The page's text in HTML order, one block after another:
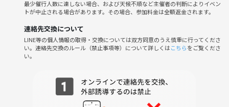
ただけない方や運営側が参加者様としてふさわしくないと判断した方
皆さんのご参加を心よりお待ちしております！一緒に美味しいカレーを
楽しみましょう🍛✨
最少催行人数に達しない場合、および天候不順など主催者の判断によりイベン
トが中止される場合があります。その場合、参加料金は全額返金されます。
連絡先交換について
LINE等の個人情報の取得・交換については双方同意のうえ慎重に行ってくださ
い。連絡先交換のルール（禁止事項等）について詳しくはこちらをご覧くださ
い。